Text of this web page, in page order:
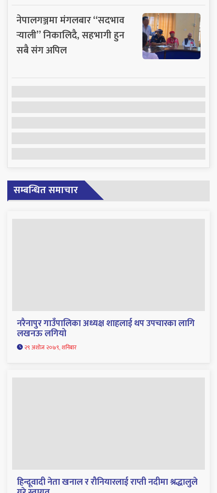
नेपालगञ्जमा मंगलबार “सदभाव
र्‍याली” निकालिदै, सहभागी हुन
सबै संग अपिल
सम्बन्धित समाचार
नरैनापुर गाउँपालिका अध्यक्ष शाहलाई थप उपचारका लागि
लखनऊ लगियो
२९ अशोज २०७९, शनिबार
हिन्दूवादी नेता खनाल र रौनियारलाई राप्ती नदीमा श्रद्धालुले